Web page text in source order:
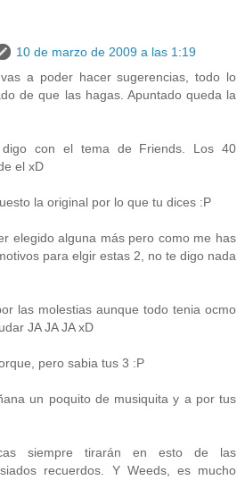
10 de marzo de 2009 a las 1:19
a poder hacer sugerencias, todo lo
de que las hagas. Apuntado queda la
con el tema de Friends. Los 40
el xD
la original por lo que tu dices :P
elegido alguna más pero como me has
para elgir estas 2, no te digo nada
las molestias aunque todo tenia ocmo
JA JA JA xD
pero sabia tus 3 :P
un poquito de musiquita y a por tus
siempre tirarán en esto de las
recuerdos. Y Weeds, es mucho